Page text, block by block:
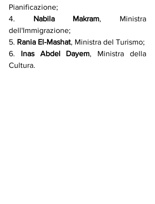
Pianificazione;
4. Nabila Makram, Ministra
dell'Immigrazione;
5. Rania El-Mashat, Ministra del Turismo;
6. Inas Abdel Dayem, Ministra della
Cultura.